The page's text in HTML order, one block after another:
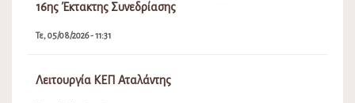
16ης Έκτακτης Συνεδρίασης
Τε, 05/08/2026 - 11:31
Λειτουργία ΚΕΠ Αταλάντης